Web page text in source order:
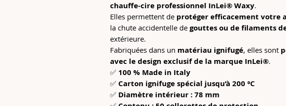
chauffe-cire professionnel InLei® Waxy.
Elles permettent de protéger efficacement votre
la chute accidentelle de gouttes ou de filaments
extérieure.
Fabriquées dans un matériau ignifugé, elles sont
avec le design exclusif de la marque InLei®.
✅ 100 % Made in Italy
✅ Carton ignifuge spécial jusqu’à 200 °C
✅ Diamètre intérieur : 78 mm